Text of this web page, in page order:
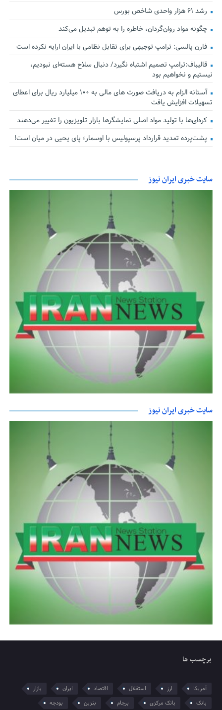
رشد ۶۱ هزار واحدی شاخص بورس
چگونه مواد روان‌گردان، خاطره را به توهم تبدیل می‌کند
فارن پالسی: ترامپ توجیهی برای تقابل نظامی با ایران ارایه نکرده است
قالیباف:ترامپ تصمیم اشتباه نگیرد/ دنبال سلاح هسته‌ای نبودیم،
نیستیم و نخواهیم بود
آستانه الزام به دریافت صورت های مالی به ۱۰۰ میلیارد ریال برای اعطای
تسهیلات افزایش یافت
کره‌ای‌ها با تولید مواد اصلی نمایشگرها بازار تلویزیون را تغییر می‌دهند
پشت‌پرده تمدید قرارداد پرسپولیس با اوسمار؛ پای یحیی در میان است!
سایت خبری ایران نیوز
سایت خبری ایران نیوز
برچسب ها
آمریکا ارز استقلال اقتصاد ایران
بازار
بانک
بانک مرکزی برجام بنزین بودجه